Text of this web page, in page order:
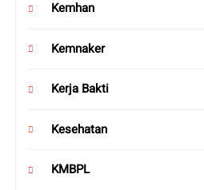
Kemhan
Kemnaker
Kerja Bakti
Kesehatan
KMBPL